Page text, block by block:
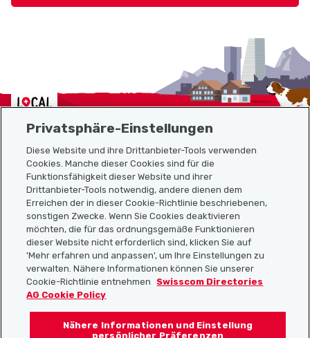
Localcities
Sitemap
Nützliche Links
Localcities App herunterladen
Folgt uns auf:
Privatsphäre-Einstellungen
Diese Website und ihre Drittanbieter-Tools verwenden
Cookies. Manche dieser Cookies sind für die
Funktionsfähigkeit dieser Website und ihrer
Drittanbieter-Tools notwendig, andere dienen dem
Erreichen der in dieser Cookie-Richtlinie beschriebenen,
sonstigen Zwecke. Wenn Sie Cookies deaktivieren
möchten, die für das ordnungsgemäße Funktionieren
dieser Website nicht erforderlich sind, klicken Sie auf
'Mehr erfahren und anpassen', um Ihre Einstellungen zu
verwalten. Nähere Informationen können Sie unserer
Cookie-Richtlinie entnehmen
Swisscom Directories
AG Cookie Policy
Nähere Informationen und Einstellung
persönlicher Präferenzen